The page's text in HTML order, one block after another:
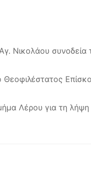
Νικολάου
Λέρου για τη